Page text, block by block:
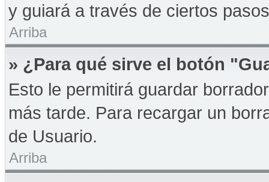
y guiará a través de ciertos
Arriba
» ¿Para qué sirve el botón
Esto le permitirá guardar
más tarde. Para recargar un
de Usuario.
Arriba